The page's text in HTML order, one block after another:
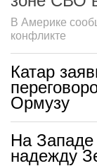
В Америке
конфликте
Катар
Ормузу
На Западе
надежду